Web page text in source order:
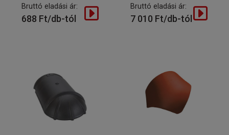
Bruttó eladási ár:
688 Ft/db-tól
Bruttó eladási ár:
7 010 Ft/db-tól